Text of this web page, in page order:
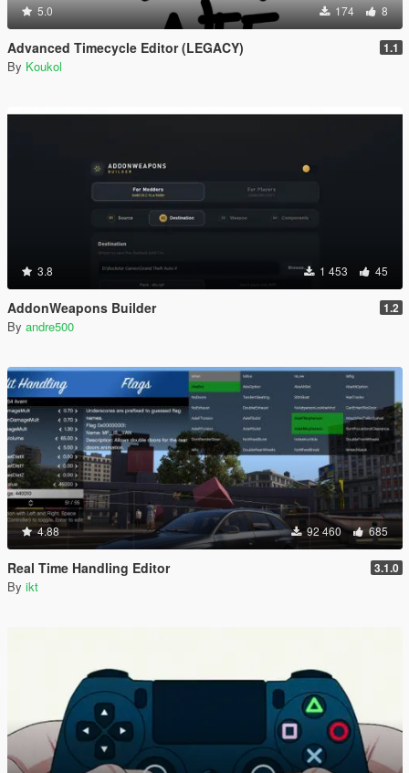
5.0 174 8
Advanced Timecycle Editor (LEGACY) 1.1
By Koukol
3.8 1 453 45
AddonWeapons Builder 1.2
By andre500
4.88 92 460 685
Real Time Handling Editor 3.1.0
By ikt